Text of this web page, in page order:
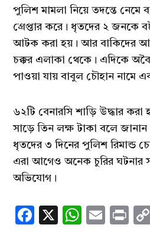
পুলিশ মামলা নিয়ে তদন্তে নেমে
গ্রেপ্তার করে। ধৃতদের ২ জনকে
আটক করা হয়। আর বাকিদের
চক্কর এলাকা থেকে। এদিকে
পাওয়া যায় বাবুল চৌহান নামে
৬২টি বেনারসি শাড়ি উদ্ধার করা
সাড়ে তিন লক্ষ টাকা বলে
ধৃতদের ৩ দিনের পুলিশ রিমান্ড
এরা আগেও অনেক চুরির ঘটনার
অভিযোগ।
Facebook
X Email